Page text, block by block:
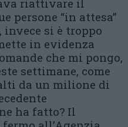
riattivare il
persone “in attesa”
si è troppo
in evidenza
che mi pongo,
settimane, come
da un milione di
ha fatto? Il